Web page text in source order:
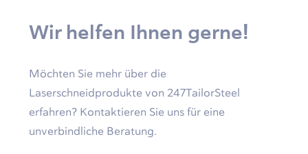
Wir helfen Ihnen gerne!
Möchten Sie mehr über die
Laserschneidprodukte von 247TailorSteel
erfahren? Kontaktieren Sie uns für eine
unverbindliche Beratung.